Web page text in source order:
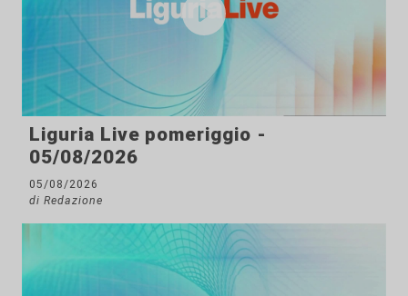
Liguria Live pomeriggio -
05/08/2026
05/08/2026
di Redazione